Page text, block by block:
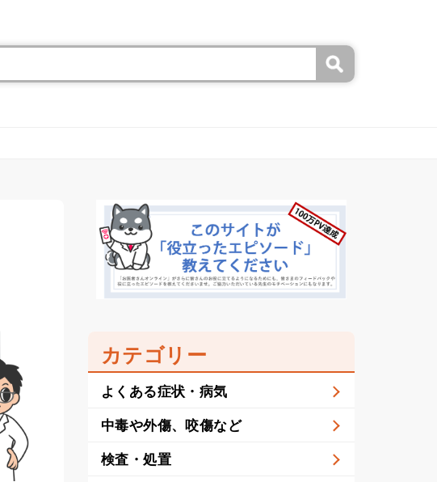
カテゴリー
よくある症状・病気
中毒や外傷、咬傷など
検査・処置